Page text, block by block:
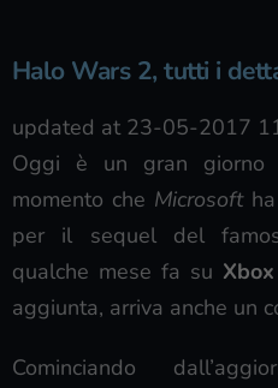
Halo Wars 2, tutti i
updated at 23-05-2017
Oggi è un gran giorno
momento che Microsoftha
per il sequel del
qualche mese fa su
aggiunta, arriva anche un
Cominciando